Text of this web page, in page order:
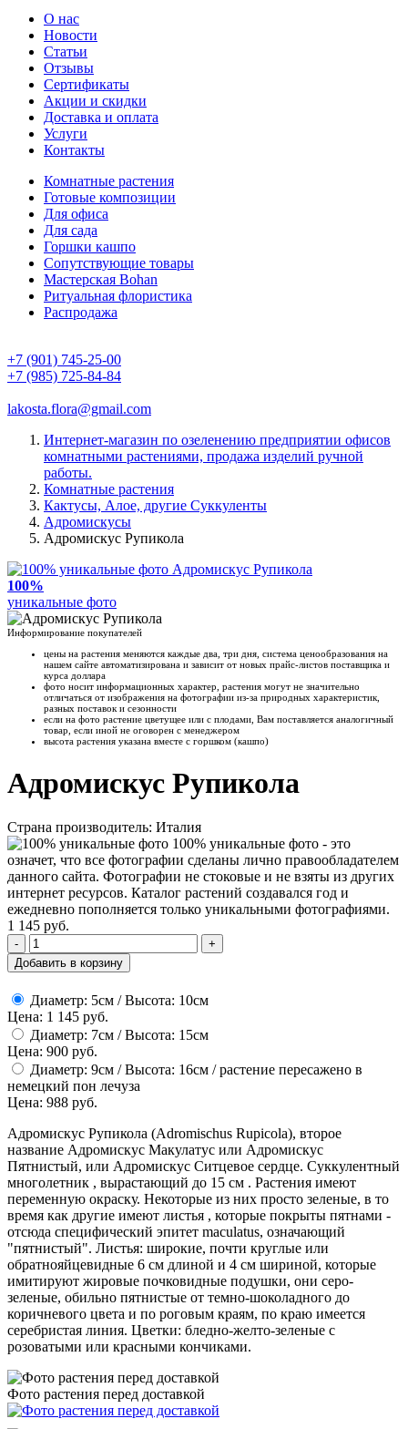
О нас
Новости
Статьи
Отзывы
Сертификаты
Акции и скидки
Доставка и оплата
Услуги
Контакты
Комнатные растения
Готовые композиции
Для офиса
Для сада
Горшки кашпо
Сопутствующие товары
Мастерская Bohan
Ритуальная флористика
Распродажа
+7 (901) 745-25-00
+7 (985) 725-84-84
lakosta.flora@gmail.com
Интернет-магазин по озеленению предприятии офисов
комнатными растениями, продажа изделий ручной
работы.
Комнатные растения
Кактусы, Алое, другие Суккуленты
Адромискусы
Адромискус Рупикола
100%
уникальные фото
Информирование покупателей
цены на растения меняются каждые два, три дня, система ценообразования на
нашем сайте автоматизирована и зависит от новых прайс-листов поставщика и
курса доллара
фото носит информационных характер, растения могут не значительно
отличаться от изображения на фотографии из-за природных характеристик,
разных поставок и сезонности
если на фото растение цветущее или с плодами, Вам поставляется аналогичный
товар, если иной не оговорен с менеджером
высота растения указана вместе с горшком (кашпо)
Адромискус Рупикола
Страна производитель: Италия
100% уникальные фото - это
означет, что все фотографии сделаны лично правообладателем
данного сайта. Фотографии не стоковые и не взяты из других
интернет ресурсов. Каталог растений создавался год и
ежедневно пополняется только уникальными фотографиями.
1 145 руб.
-
+
Добавить в корзину
Диаметр: 5см / Высота: 10см
Цена: 1 145 руб.
Диаметр: 7см / Высота: 15см
Цена: 900 руб.
Диаметр: 9см / Высота: 16см / растение пересажено в
немецкий пон лечуза
Цена: 988 руб.
Адромискус Рупикола (Adromischus Rupicola), второе
название Адромискус Макулатус или Адромискус
Пятнистый, или Адромискус Ситцевое сердце. Суккулентный
многолетник , вырастающий до 15 см . Растения имеют
переменную окраску. Некоторые из них просто зеленые, в то
время как другие имеют листья , которые покрыты пятнами -
отсюда специфический эпитет maculatus, означающий
"пятнистый". Листья: широкие, почти круглые или
обратнояйцевидные 6 см длиной и 4 см шириной, которые
имитируют жировые почковидные подушки, они серо-
зеленые, обильно пятнистые от темно-шоколадного до
коричневого цвета и по роговым краям, по краю имеется
серебристая линия. Цветки: бледно-желто-зеленые с
розоватыми или красными кончиками.
Фото растения перед доставкой